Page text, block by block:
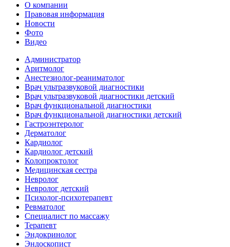
О компании
Правовая информация
Новости
Фото
Видео
Администратор
Аритмолог
Анестезиолог-реаниматолог
Врач ультразвуковой диагностики
Врач ультразвуковой диагностики детский
Врач функциональной диагностики
Врач функциональной диагностики детский
Гастроэнтеролог
Дерматолог
Кардиолог
Кардиолог детский
Колопроктолог
Медицинская сестра
Невролог
Невролог детский
Психолог-психотерапевт
Ревматолог
Специалист по массажу
Терапевт
Эндокринолог
Эндоскопист